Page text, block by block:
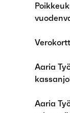
Aaria
Aaria